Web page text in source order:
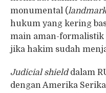
monumental (
hukum yang kering
main aman-formalistik
jika hakim sudah
Judicial shielddalam
dengan Amerika